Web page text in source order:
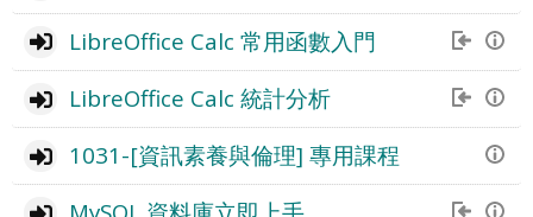
LibreOffice Calc 常用函數入門
LibreOffice Calc 統計分析
1031-[資訊素養與倫理] 專用課程